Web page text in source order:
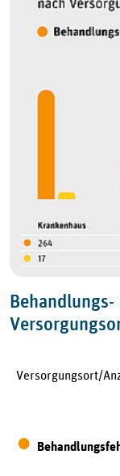
Versorgungsort/
●